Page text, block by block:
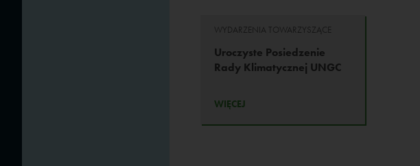
WYDARZENIA TOWARZYSZĄCE
Uroczyste Posiedzenie
Rady Klimatycznej UNGC
WIĘCEJ